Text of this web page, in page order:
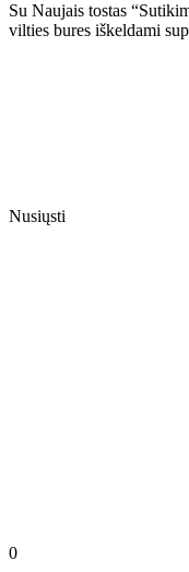
Su Naujais tostas
vilties bures iškeldami
Nusiųsti
0